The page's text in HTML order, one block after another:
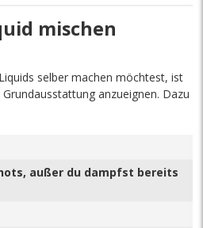
mischen
selber machen möchtest, ist
anzueignen. Dazu
außer du dampfst bereits